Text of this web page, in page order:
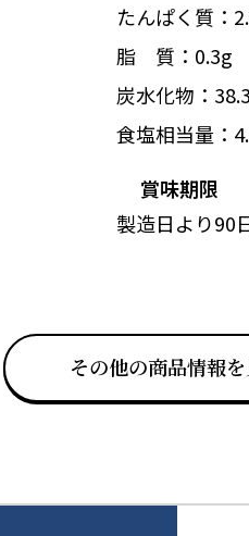
たんぱく質：
脂 質：0.3g
炭水化物：
食塩相当量：
賞味期限
製造日より90
その他の商品情報を